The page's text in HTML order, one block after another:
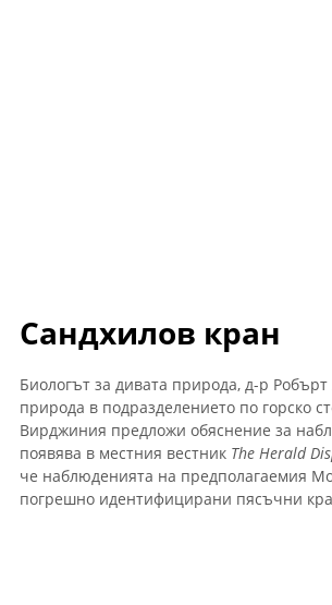
Сандхилов кран
Биологът за дивата природа, д-р
природа в подразделението по горско
Вирджиния предложи обяснение за
появява в местния вестник The Herald
че наблюденията на предполагаемия
погрешно идентифицирани пясъчни